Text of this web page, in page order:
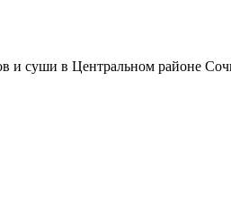
и суши в Центральном районе